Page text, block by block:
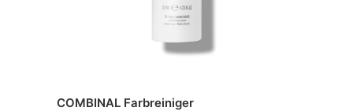
COMBINAL Farbreiniger